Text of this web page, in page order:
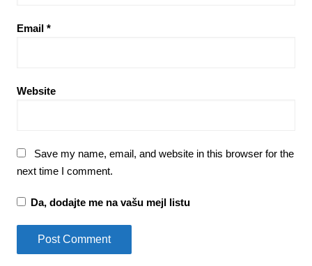
Email *
Website
Save my name, email, and website in this browser for the
next time I comment.
Da, dodajte me na vašu mejl listu